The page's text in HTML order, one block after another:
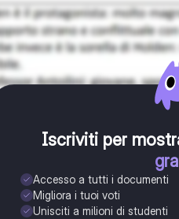
Iscriviti per
Accesso a tutti i documenti
Migliora i tuoi voti
Unisciti a milioni di studenti